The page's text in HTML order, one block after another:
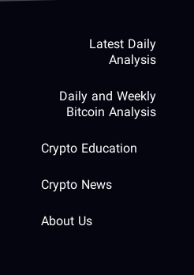
Latest Daily
Analysis
Daily and Weekly
Bitcoin Analysis
Crypto Education
Crypto News
About Us